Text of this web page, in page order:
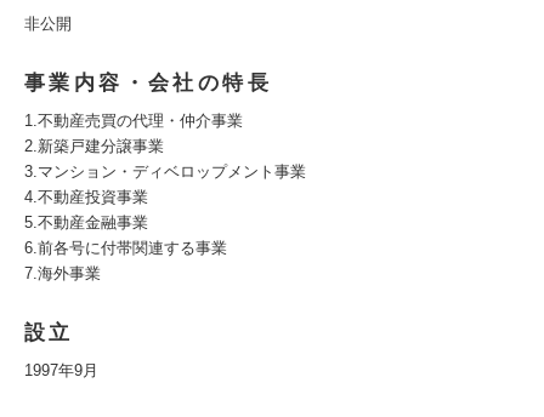
非公開
事業内容・会社の特長
1.不動産売買の代理・仲介事業
2.新築戸建分譲事業
3.マンション・ディベロップメント事業
4.不動産投資事業
5.不動産金融事業
6.前各号に付帯関連する事業
7.海外事業
設立
1997年9月